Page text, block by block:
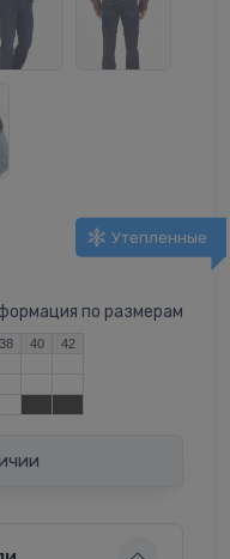
Утепленные
по размерам
38 40
42